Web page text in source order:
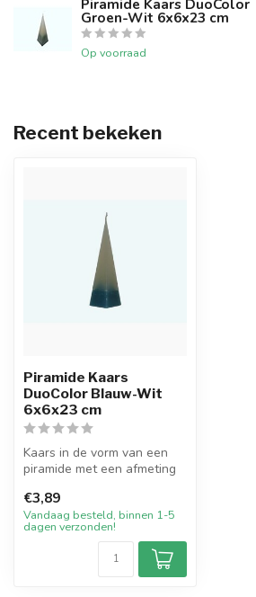
Piramide Kaars DuoColor
Groen-Wit 6x6x23 cm
Op voorraad
Recent bekeken
Piramide Kaars
DuoColor Blauw-Wit
6x6x23 cm
Kaars in de vorm van een
piramide met een afmeting
Ambachtelijk m...
€3,89
Vandaag besteld, binnen 1-5
dagen verzonden!